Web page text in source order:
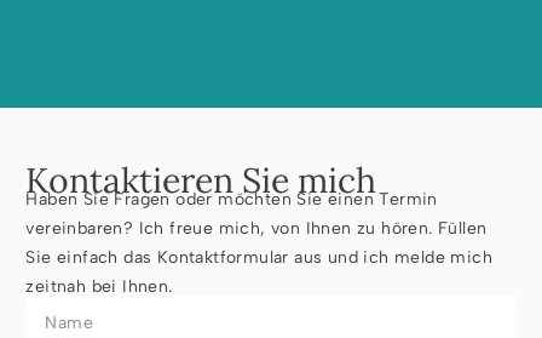
Kontaktieren Sie mich
Haben Sie Fragen oder möchten Sie einen Termin
vereinbaren? Ich freue mich, von Ihnen zu hören. Füllen
Sie einfach das Kontaktformular aus und ich melde mich
zeitnah bei Ihnen.